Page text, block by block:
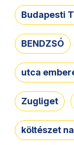
Budapesti
BENDZSÓ
utca
Zugliget
költészet